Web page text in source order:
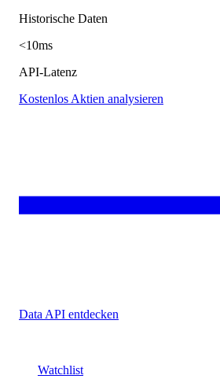
Historische Daten
<10ms
API-Latenz
Kostenlos Aktien analysieren
Data API entdecken
Watchlist